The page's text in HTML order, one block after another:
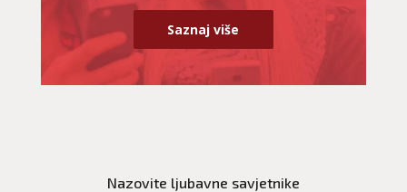
Saznaj više
Nazovite ljubavne savjetnike
VESNA BURCSA/ Kod 55
Ljubavni savjetnik je zauzet
TEHNIKE:ljubav, brak, kompatibilnost partnera, planovi